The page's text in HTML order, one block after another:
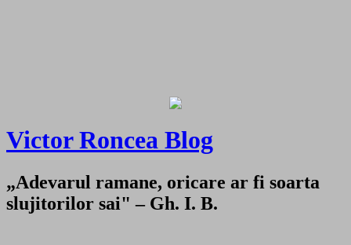
Victor Roncea Blog
„Adevarul ramane, oricare ar fi soarta
slujitorilor sai" – Gh. I. B.